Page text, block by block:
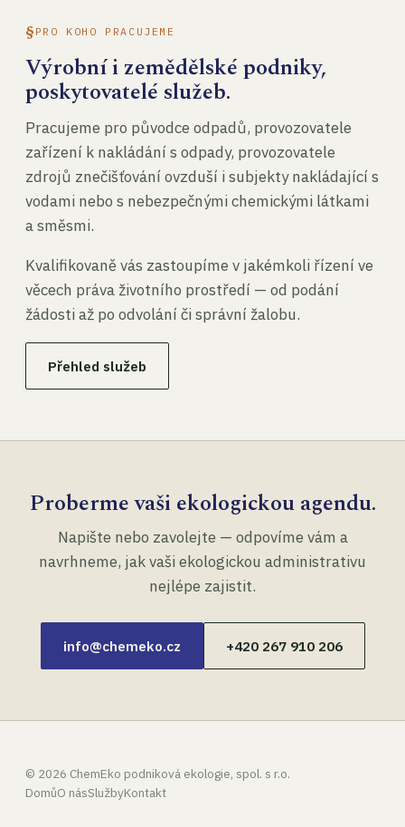
PRO KOHO PRACUJEME
Výrobní i zemědělské podniky,
poskytovatelé služeb.
Pracujeme pro původce odpadů, provozovatele
zařízení k nakládání s odpady, provozovatele
zdrojů znečišťování ovzduší i subjekty nakládající s
vodami nebo s nebezpečnými chemickými látkami
a směsmi.
Kvalifikovaně vás zastoupíme v jakémkoli řízení ve
věcech práva životního prostředí — od podání
žádosti až po odvolání či správní žalobu.
Přehled služeb
Proberme vaši ekologickou agendu.
Napište nebo zavolejte — odpovíme vám a
navrhneme, jak vaši ekologickou administrativu
nejlépe zajistit.
info@chemeko.cz +420 267 910 206
© 2026 ChemEko podniková ekologie, spol. s r.o.
DomůO násSlužbyKontakt